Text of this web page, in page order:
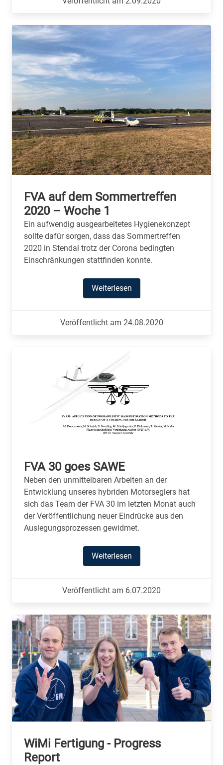
FVA auf dem Sommertreffen
2020 – Woche 1
Ein aufwendig ausgearbeitetes Hygienekonzept
sollte dafür sorgen, dass das Sommertreffen
2020 in Stendal trotz der Corona bedingten
Einschränkungen stattfinden konnte.
Weiterlesen
Veröffentlicht am 24.08.2020
FVA 30 goes SAWE
Neben den unmittelbaren Arbeiten an der
Entwicklung unseres hybriden Motorseglers hat
sich das Team der FVA 30 im letzten Monat auch
der Veröffentlichung neuer Eindrücke aus den
Auslegungsprozessen gewidmet.
Weiterlesen
Veröffentlicht am 6.07.2020
WiMi Fertigung - Progress
Report